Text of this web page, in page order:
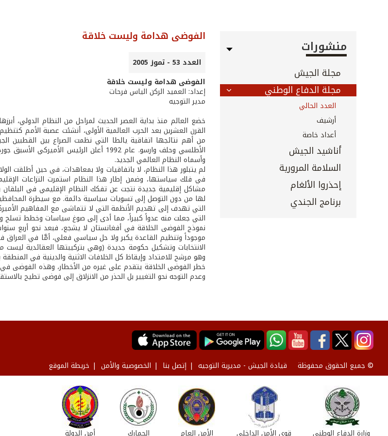
منشورات
مجلة الجيش
مجلة الدفاع الوطني
العدد الحالي
أرشيف
أعداد خاصة
أناشيد الجيش
السلامة المرورية
إحذروا الألغام
برنامج الجندي
الفوضى هدامة وليست خلاقة
العدد 53 - تموز 2005
الفوضى هدامة وليست خلاقة
إعداد: العميد الركن الياس فرحات
مدير التوجيه
القرن العشرين بعد الحرب العالمية الأولى، أنشئت عصبة الأمم
من أهم نتائجها اتفاقية يالطا التي نظمت الصراع بين القطبين
الأطلسي وحلف وارسو. عام 1992 أعلن
وأسماه النظام العالمي الجديد.
لم يتبلور هذا النظام، لا باتفاقيات ولا بمعاهدات، في حين أطلقت
في فلك سياستها، وضمن إطار هذا النظام استمرت النزاعات
مشاكل إقليمية جديدة نتجت عن تفكك النظام الإقليمي في
لها من دون التوصل إلى تسويات سياسية دائمة. مع سيطرة
التي تهدف إلى تهديم الأنظمة التي لا تتماشى مع المفاهيم
التي جعلت منه عدواً كبيراً، مما أدى إلى صوغ سياسات وخطط تسلح
نموذج الفوضى الخلاقة في أفغانستان لا يشجع، فبعد نحو أربع
موجوداً وتنظيم القاعدة يكبر ولا حل سياسي فعلي، أمَّا في
الانتخابات وتشكيل حكومة جديدة (وهي بتركيبتها العقائدية ليست
وهو مرشح للامتداد وإيقاظ كل الخلافات الاثنية والدينية في المنطقة
خطر الفوضى الخلاقة يتقدم على غيره من الأخطار، وهذه الفوضى في
وعدم التوجه نحو التغيير بل الحذر من الانزلاق إلى فوضى تطيح
© جميع الحقوق محفوظة قيادة الجيش - مديرية التوجيه إتصل بنا الخصوصية والأمن خريطة الموقع
أمن الدولة الجمارك الأمن العام قوى الأمن الداخلي وزارة الدفاع الوطني